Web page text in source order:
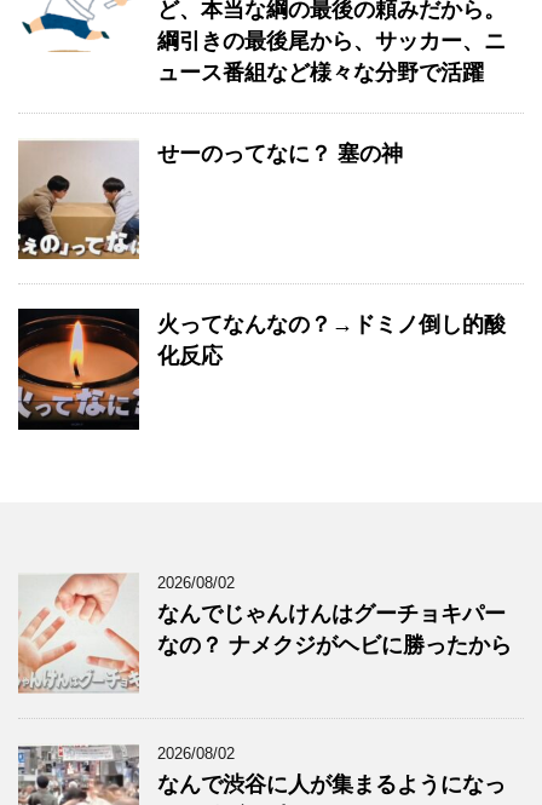
ど、本当な綱の最後の頼みだから。
綱引きの最後尾から、サッカー、ニ
ュース番組など様々な分野で活躍
せーのってなに？ 塞の神
火ってなんなの？→ドミノ倒し的酸
化反応
2026/08/02
なんでじゃんけんはグーチョキパー
なの？ ナメクジがヘビに勝ったから
2026/08/02
なんで渋谷に人が集まるようになっ